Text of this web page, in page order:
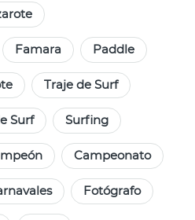
Famara Paddle
Traje de Surf
Surf Surfing
Campeonato
Fotógrafo